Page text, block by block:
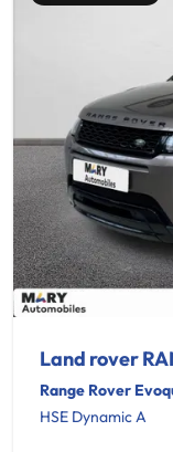
Land rover
Range Rover
HSE Dynamic A